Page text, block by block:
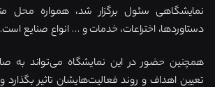
نمایشگاهی سئول برگزار شد، همواره محل
دستاوردها، اختراعات، خدمات و … انواع صنایع است.
همچنین حضور در این نمایشگاه می‌تواند به
تعیین اهداف و روند فعالیت‌هایشان تاثیر